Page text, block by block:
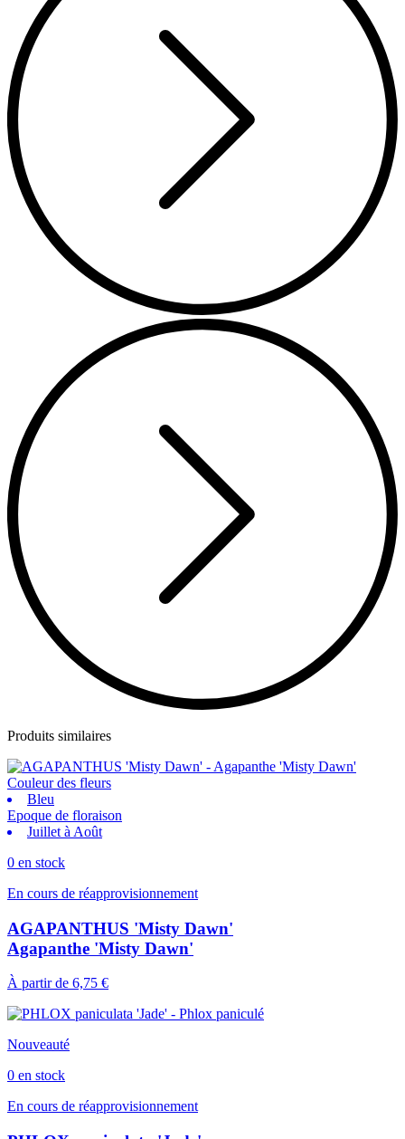
Produits similaires
Couleur des fleurs
Bleu
Epoque de floraison
Juillet à Août
0 en stock
En cours de réapprovisionnement
AGAPANTHUS 'Misty Dawn'
Agapanthe 'Misty Dawn'
À partir de 6,75 €
Nouveauté
0 en stock
En cours de réapprovisionnement